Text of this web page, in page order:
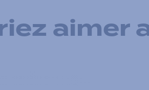
aimer